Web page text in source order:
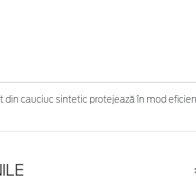
cauciuc sintetic protejează în mod